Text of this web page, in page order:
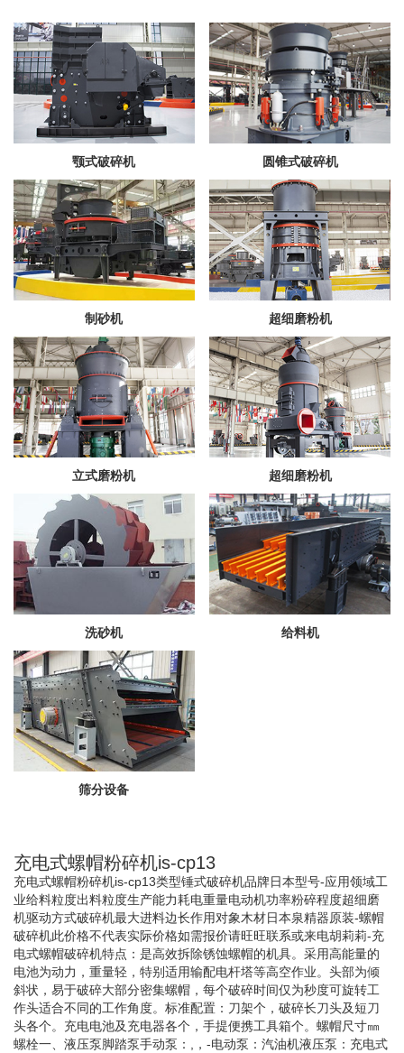
颚式破碎机 圆锥式破碎机
制砂机 超细磨粉机
立式磨粉机 超细磨粉机
洗砂机 给料机
筛分设备
充电式螺帽粉碎机is-cp13
充电式螺帽粉碎机is-cp13类型锤式破碎机品牌日本型号-应用领域工
业给料粒度出料粒度生产能力耗电重量电动机功率粉碎程度超细磨
机驱动方式破碎机最大进料边长作用对象木材日本泉精器原装-螺帽
破碎机此价格不代表实际价格如需报价请旺旺联系或来电胡莉莉-充
电式螺帽破碎机特点：是高效拆除锈蚀螺帽的机具。采用高能量的
电池为动力，重量轻，特别适用输配电杆塔等高空作业。头部为倾
斜状，易于破碎大部分密集螺帽，每个破碎时间仅为秒度可旋转工
作头适合不同的工作角度。标准配置：刀架个，破碎长刀头及短刀
头各个。充电电池及充电器各个，手提便携工具箱个。螺帽尺寸㎜
螺栓一、液压泵脚踏泵手动泵：,，-电动泵：汽油机液压泵：充电式